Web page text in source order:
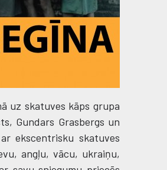
uz skatuves kāps grupa
Gundars Grasbergs un
ekscentrisku skatuves
angļu, vācu, ukraiņu,